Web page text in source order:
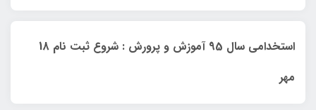
استخدامی سال 95 آموزش و پرورش : شروع ثبت نام 18
مهر